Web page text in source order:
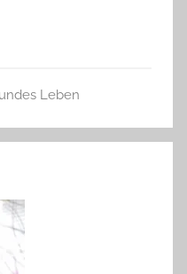
Leben